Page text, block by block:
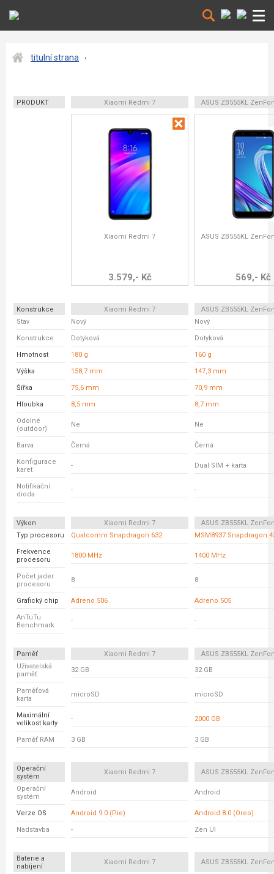
titulní strana
PRODUKT Xiaomi Redmi 7 ASUS ZB555KL
Xiaomi Redmi 7
3.579,- Kč
ASUS ZB555KL
569,- Kč
Konstrukce Xiaomi Redmi 7
ASUS ZB555KL
Stav
Nový Nový
Konstrukce Dotyková Dotyková
Hmotnost 180 g 160 g
Výška 158,7 mm 147,3 mm
Šířka 75,6 mm 70,9 mm
Hloubka 8,5 mm 8,7 mm
Odolné
(outdoor)
Ne Ne
Barva Černá Černá
Konfigurace
karet
- Dual SIM + karta
Notifikační
dioda
- -
Výkon Xiaomi Redmi 7
ASUS ZB555KL
Typ procesoru
Qualcomm Snapdragon 632 MSM8937 Snapdragon
Frekvence
procesoru
1800 MHz 1400 MHz
Počet jader
procesoru
8 8
Grafický chip Adreno 506 Adreno 505
AnTuTu
Benchmark
- -
Paměť Xiaomi Redmi 7
ASUS ZB555KL
Uživatelská
paměť
32 GB 32 GB
Paměťová
karta
microSD microSD
Maximální
velikost karty
- 2000 GB
Paměť RAM 3 GB 3 GB
Operační
systém
Xiaomi Redmi 7 ASUS ZB555KL
Operační
systém
Android Android
Verze OS Android 9.0 (Pie) Android 8.0 (Oreo)
Nadstavba - Zen UI
Baterie a
nabíjení
Xiaomi Redmi 7 ASUS ZB555KL